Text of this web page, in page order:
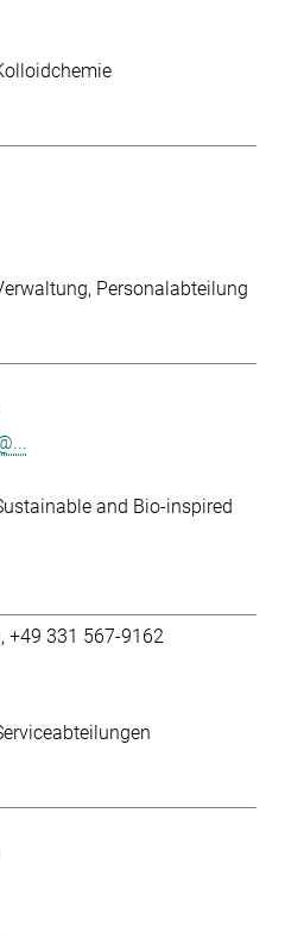
Personalabteilung
and Bio-inspired
+49 331 567-9162